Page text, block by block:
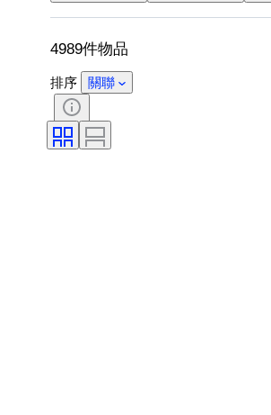
4989件物品
排序 關聯